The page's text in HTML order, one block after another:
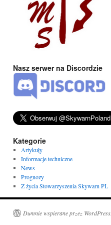
Nasz serwer na Discordzie
Kategorie
Artykuły
Informacje techniczne
News
Prognozy
Z życia Stowarzyszenia Skywarn PL
Dumnie wspierane przez WordPress.